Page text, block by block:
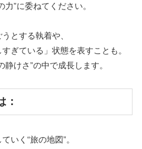
”に委ねてください。
とする執着や、
ぎている」状態を表すことも。
けさ”の中で成長します。
：
いく“旅の地図”。